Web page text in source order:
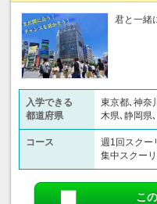
君と一緒
入学できる
都道府県
東京都､神奈
木県､静岡県
コース
週1回スクー
集中スクー
こ